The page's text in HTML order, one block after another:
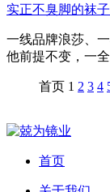
实正不臭脚的袜
一线品牌浪莎、
他前提不变，一
首页 1 2 3 4
首页